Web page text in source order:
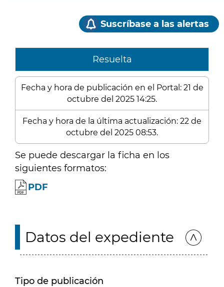
Suscríbase a las alertas
Resuelta
Fecha y hora de publicación en el Portal: 21 de
octubre del 2025 14:25.
Fecha y hora de la última actualización: 22 de
octubre del 2025 08:53.
Se puede descargar la ficha en los
siguientes formatos:
PDF
Datos del expediente
Tipo de publicación